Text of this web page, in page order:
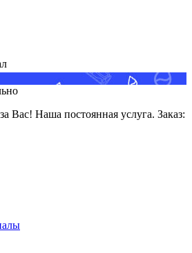
Вас! Наша постоянная услуга. Заказ: